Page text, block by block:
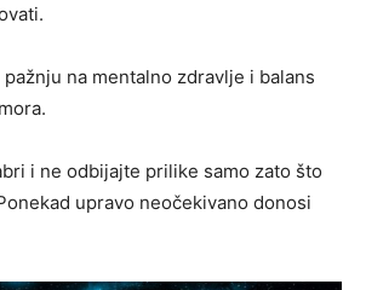
pažnju na mentalno zdravlje i balans
i ne odbijajte prilike samo zato što
upravo neočekivano donosi